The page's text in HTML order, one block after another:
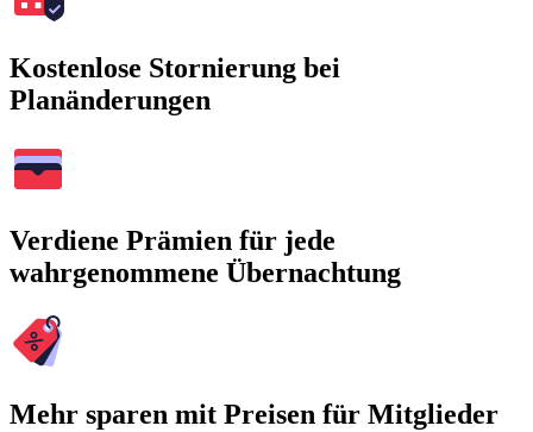
Kostenlose Stornierung bei
Planänderungen
Verdiene Prämien für jede
wahrgenommene Übernachtung
Mehr sparen mit Preisen für Mitglieder